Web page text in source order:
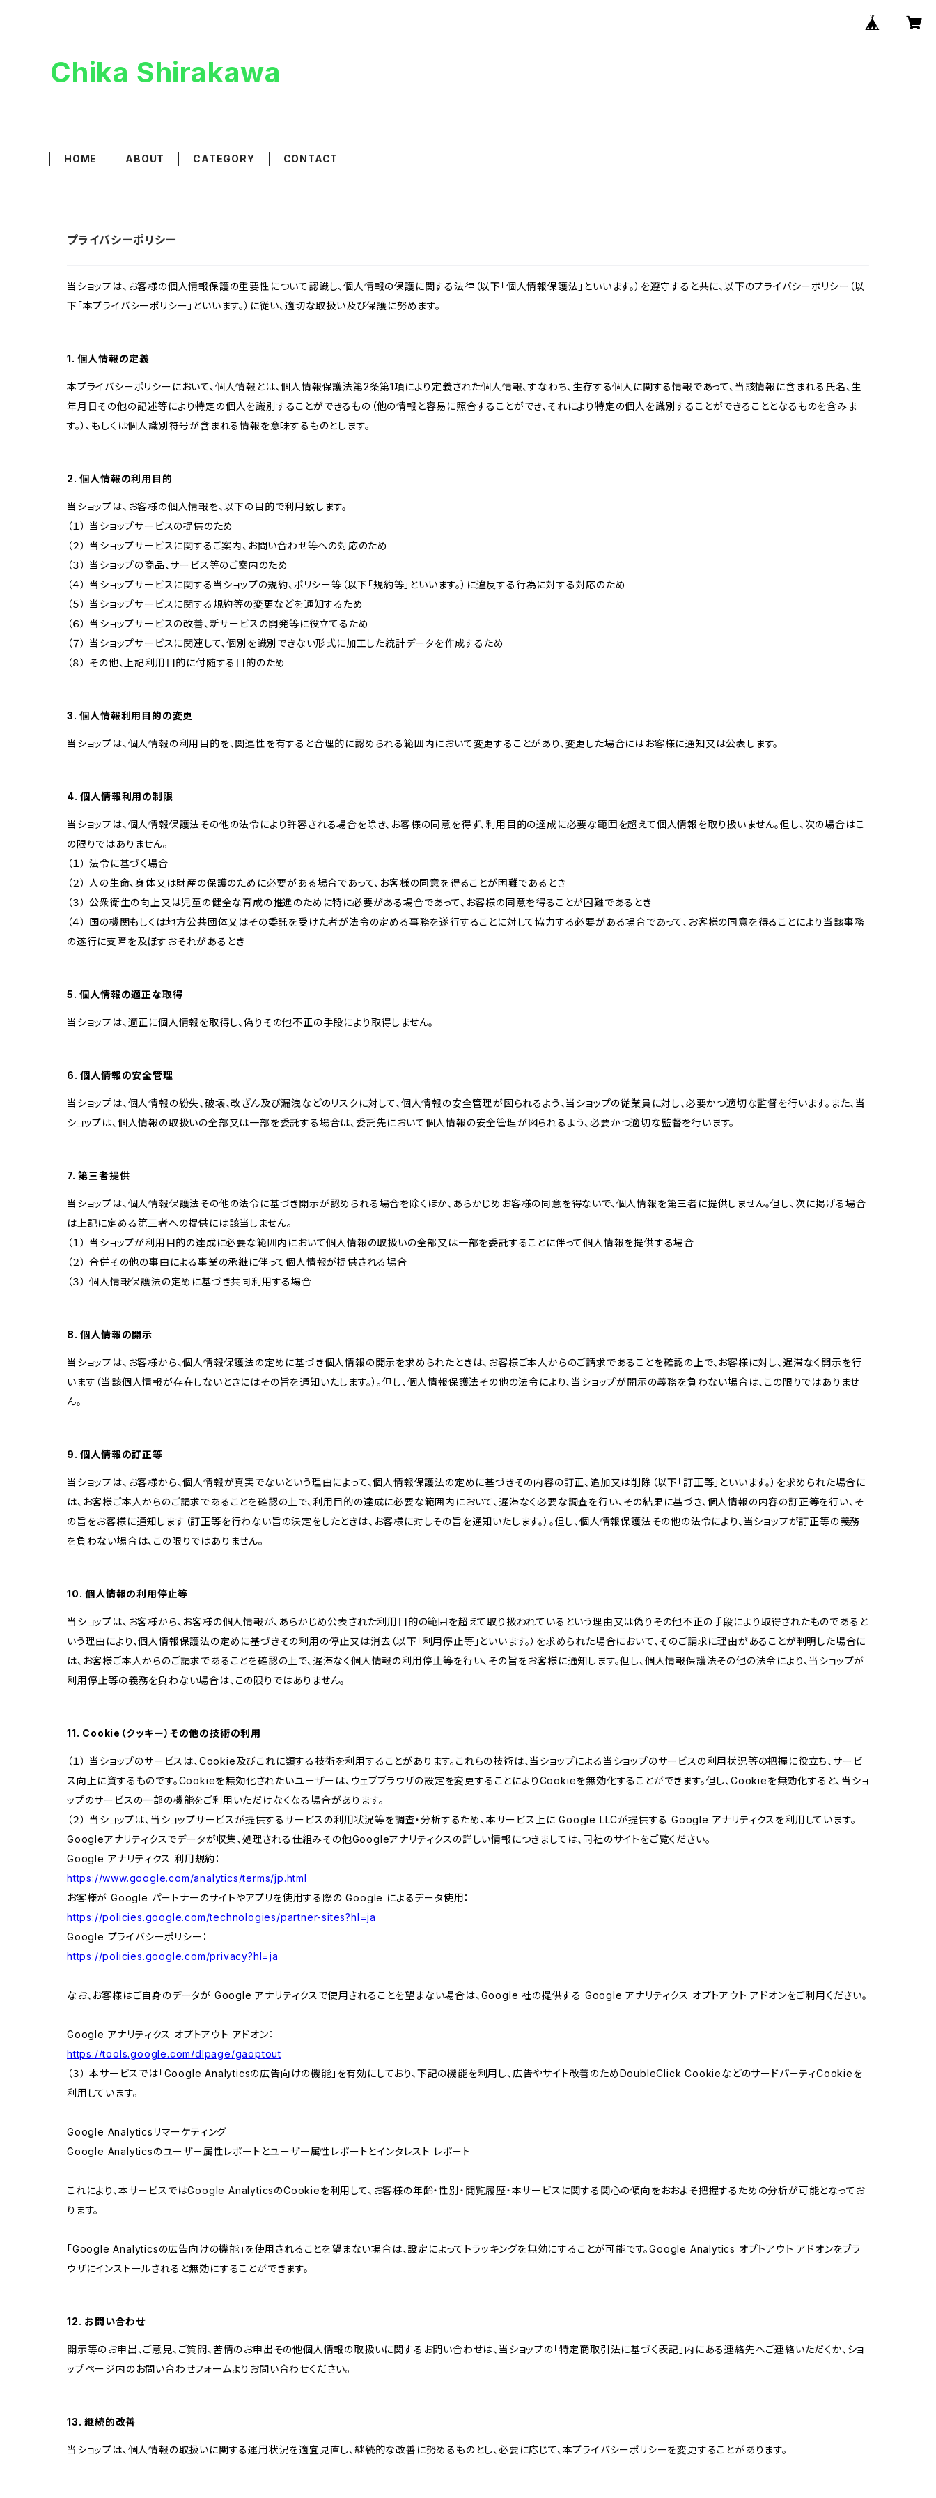
Chika Shirakawa
HOME ABOUT CATEGORY CONTACT
プライバシーポリシー
当ショップは、お客様の個人情報保護の重要性について認識し、個人情報の保護に関する法律（以下「個人情報保護法」といいます。）を遵守すると共に、以下のプライバシーポリシー（以
下「本プライバシーポリシー」といいます。）に従い、適切な取扱い及び保護に努めます。
1. 個人情報の定義
本プライバシーポリシーにおいて、個人情報とは、個人情報保護法第2条第1項により定義された個人情報、すなわち、生存する個人に関する情報であって、当該情報に含まれる氏名、生
年月日その他の記述等により特定の個人を識別することができるもの（他の情報と容易に照合することができ、それにより特定の個人を識別することができることとなるものを含みま
す。）、もしくは個人識別符号が含まれる情報を意味するものとします。
2. 個人情報の利用目的
当ショップは、お客様の個人情報を、以下の目的で利用致します。
（１） 当ショップサービスの提供のため
（２） 当ショップサービスに関するご案内、お問い合わせ等への対応のため
（３） 当ショップの商品、サービス等のご案内のため
（４） 当ショップサービスに関する当ショップの規約、ポリシー等（以下「規約等」といいます。）に違反する行為に対する対応のため
（５） 当ショップサービスに関する規約等の変更などを通知するため
（６） 当ショップサービスの改善、新サービスの開発等に役立てるため
（７） 当ショップサービスに関連して、個別を識別できない形式に加工した統計データを作成するため
（８） その他、上記利用目的に付随する目的のため
3. 個人情報利用目的の変更
当ショップは、個人情報の利用目的を、関連性を有すると合理的に認められる範囲内において変更することがあり、変更した場合にはお客様に通知又は公表します。
4. 個人情報利用の制限
当ショップは、個人情報保護法その他の法令により許容される場合を除き、お客様の同意を得ず、利用目的の達成に必要な範囲を超えて個人情報を取り扱いません。但し、次の場合はこ
の限りではありません。
（１） 法令に基づく場合
（２） 人の生命、身体又は財産の保護のために必要がある場合であって、お客様の同意を得ることが困難であるとき
（３） 公衆衛生の向上又は児童の健全な育成の推進のために特に必要がある場合であって、お客様の同意を得ることが困難であるとき
（４） 国の機関もしくは地方公共団体又はその委託を受けた者が法令の定める事務を遂行することに対して協力する必要がある場合であって、お客様の同意を得ることにより当該事務
の遂行に支障を及ぼすおそれがあるとき
5. 個人情報の適正な取得
当ショップは、適正に個人情報を取得し、偽りその他不正の手段により取得しません。
6. 個人情報の安全管理
当ショップは、個人情報の紛失、破壊、改ざん及び漏洩などのリスクに対して、個人情報の安全管理が図られるよう、当ショップの従業員に対し、必要かつ適切な監督を行います。また、当
ショップは、個人情報の取扱いの全部又は一部を委託する場合は、委託先において個人情報の安全管理が図られるよう、必要かつ適切な監督を行います。
7. 第三者提供
当ショップは、個人情報保護法その他の法令に基づき開示が認められる場合を除くほか、あらかじめお客様の同意を得ないで、個人情報を第三者に提供しません。但し、次に掲げる場合
は上記に定める第三者への提供には該当しません。
（１） 当ショップが利用目的の達成に必要な範囲内において個人情報の取扱いの全部又は一部を委託することに伴って個人情報を提供する場合
（２） 合併その他の事由による事業の承継に伴って個人情報が提供される場合
（３） 個人情報保護法の定めに基づき共同利用する場合
8. 個人情報の開示
当ショップは、お客様から、個人情報保護法の定めに基づき個人情報の開示を求められたときは、お客様ご本人からのご請求であることを確認の上で、お客様に対し、遅滞なく開示を行
います（当該個人情報が存在しないときにはその旨を通知いたします。）。但し、個人情報保護法その他の法令により、当ショップが開示の義務を負わない場合は、この限りではありませ
ん。
9. 個人情報の訂正等
当ショップは、お客様から、個人情報が真実でないという理由によって、個人情報保護法の定めに基づきその内容の訂正、追加又は削除（以下「訂正等」といいます。）を求められた場合に
は、お客様ご本人からのご請求であることを確認の上で、利用目的の達成に必要な範囲内において、遅滞なく必要な調査を行い、その結果に基づき、個人情報の内容の訂正等を行い、そ
の旨をお客様に通知します（訂正等を行わない旨の決定をしたときは、お客様に対しその旨を通知いたします。）。但し、個人情報保護法その他の法令により、当ショップが訂正等の義務
を負わない場合は、この限りではありません。
10. 個人情報の利用停止等
当ショップは、お客様から、お客様の個人情報が、あらかじめ公表された利用目的の範囲を超えて取り扱われているという理由又は偽りその他不正の手段により取得されたものであると
いう理由により、個人情報保護法の定めに基づきその利用の停止又は消去（以下「利用停止等」といいます。）を求められた場合において、そのご請求に理由があることが判明した場合に
は、お客様ご本人からのご請求であることを確認の上で、遅滞なく個人情報の利用停止等を行い、その旨をお客様に通知します。但し、個人情報保護法その他の法令により、当ショップが
利用停止等の義務を負わない場合は、この限りではありません。
11. Cookie（クッキー）その他の技術の利用
（１） 当ショップのサービスは、Cookie及びこれに類する技術を利用することがあります。これらの技術は、当ショップによる当ショップのサービスの利用状況等の把握に役立ち、サービ
ス向上に資するものです。Cookieを無効化されたいユーザーは、ウェブブラウザの設定を変更することによりCookieを無効化することができます。但し、Cookieを無効化すると、当ショ
ップのサービスの一部の機能をご利用いただけなくなる場合があります。
（２） 当ショップは、当ショップサービスが提供するサービスの利用状況等を調査・分析するため、本サービス上に Google LLCが提供する Google アナリティクスを利用しています。
Googleアナリティクスでデータが収集、処理される仕組みその他Googleアナリティクスの詳しい情報につきましては、同社のサイトをご覧ください。
Google アナリティクス 利用規約：
https://www.google.com/analytics/terms/jp.html
お客様が Google パートナーのサイトやアプリを使用する際の Google によるデータ使用：
https://policies.google.com/technologies/partner-sites?hl=ja
Google プライバシーポリシー：
https://policies.google.com/privacy?hl=ja
なお、お客様はご自身のデータが Google アナリティクスで使用されることを望まない場合は、Google 社の提供する Google アナリティクス オプトアウト アドオンをご利用ください。
Google アナリティクス オプトアウト アドオン：
https://tools.google.com/dlpage/gaoptout
（３） 本サービスでは「Google Analyticsの広告向けの機能」を有効にしており、下記の機能を利用し、広告やサイト改善のためDoubleClick CookieなどのサードパーティCookieを
利用しています。
Google Analyticsリマーケティング
Google Analyticsのユーザー属性レポートとユーザー属性レポートとインタレスト レポート
これにより、本サービスではGoogle AnalyticsのCookieを利用して、お客様の年齢・性別・閲覧履歴・本サービスに関する関心の傾向をおおよそ把握するための分析が可能となってお
ります。
「Google Analyticsの広告向けの機能」を使用されることを望まない場合は、設定によってトラッキングを無効にすることが可能です。Google Analytics オプトアウト アドオンをブラ
ウザにインストールされると無効にすることができます。
12. お問い合わせ
開示等のお申出、ご意見、ご質問、苦情のお申出その他個人情報の取扱いに関するお問い合わせは、当ショップの「特定商取引法に基づく表記」内にある連絡先へご連絡いただくか、ショ
ップページ内のお問い合わせフォームよりお問い合わせください。
13. 継続的改善
当ショップは、個人情報の取扱いに関する運用状況を適宜見直し、継続的な改善に努めるものとし、必要に応じて、本プライバシーポリシーを変更することがあります。